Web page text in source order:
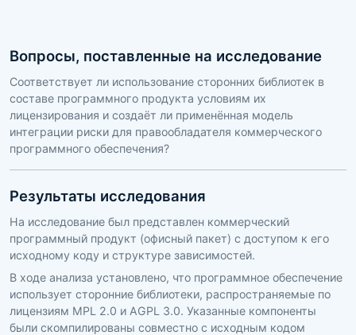
Вопросы, поставленные на исследование
Соответствует ли использование сторонних библиотек в
составе программного продукта условиям их
лицензирования и создаёт ли применённая модель
интеграции риски для правообладателя коммерческого
программного обеспечения?
Результаты исследования
На исследование был представлен коммерческий
программный продукт (офисный пакет) с доступом к его
исходному коду и структуре зависимостей.
В ходе анализа установлено, что программное обеспечение
использует сторонние библиотеки, распространяемые по
лицензиям MPL 2.0 и AGPL 3.0. Указанные компоненты
были скомпилированы совместно с исходным кодом